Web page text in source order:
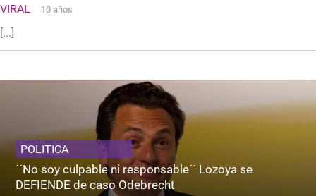
VIRAL 10 años
[...]
POLITICA
´´No soy culpable ni responsable´´ Lozoya se
DEFIENDE de caso Odebrecht